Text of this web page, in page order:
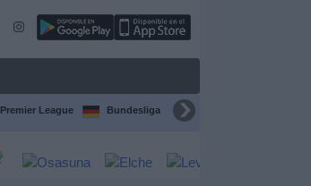
Premier League Bundesliga Supercopa de España